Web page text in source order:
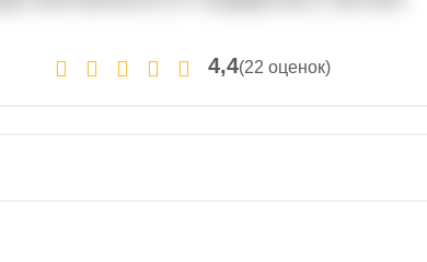
4,4(22 оценок)